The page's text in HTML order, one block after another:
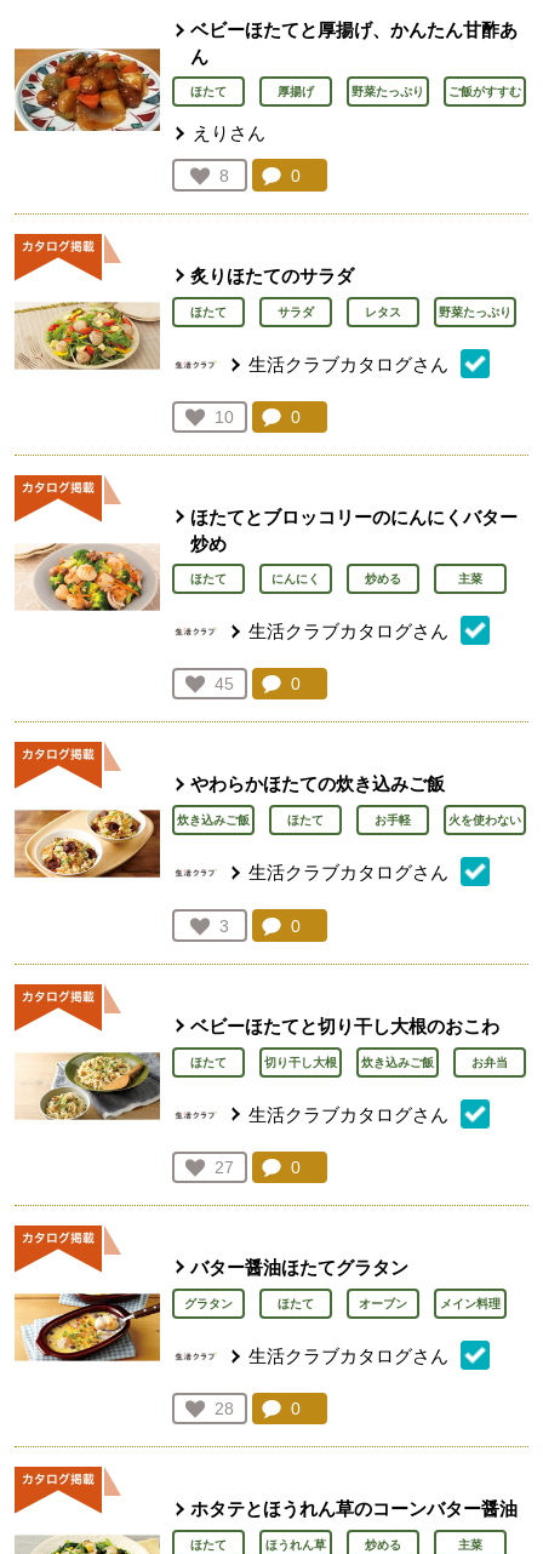
ベビーほたてと厚揚げ、かんたん甘酢あ
ん
ほたて 厚揚げ 野菜たっぷり ご飯がすすむ
えりさん
お気に入り登録：
8
人が登録
コメント：
0
炙りほたてのサラダ
ほたて サラダ レタス 野菜たっぷり
生活クラブカタログさん
お気に入り登録：
10
人が登録
コメント：
0
ほたてとブロッコリーのにんにくバター
炒め
ほたて にんにく 炒める 主菜
生活クラブカタログさん
お気に入り登録：
45
人が登録
コメント：
0
やわらかほたての炊き込みご飯
炊き込みご飯 ほたて お手軽 火を使わない
生活クラブカタログさん
お気に入り登録：
3
人が登録
コメント：
0
ベビーほたてと切り干し大根のおこわ
ほたて 切り干し大根 炊き込みご飯 お弁当
生活クラブカタログさん
お気に入り登録：
27
人が登録
コメント：
0
バター醤油ほたてグラタン
グラタン ほたて オーブン メイン料理
生活クラブカタログさん
お気に入り登録：
28
人が登録
コメント：
0
ホタテとほうれん草のコーンバター醤油
ほたて ほうれん草 炒める 主菜